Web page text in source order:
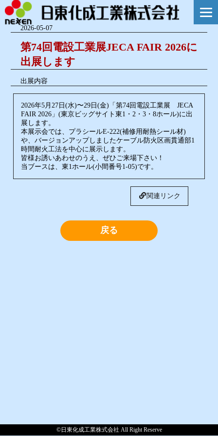
2026-05-07
第74回電設工業展JECA FAIR 2026に
出展します
出展内容
2026年5月27日(水)〜29日(金)「第74回電設工業展 JECA
FAIR 2026」(東京ビッグサイト東1・2・3・8ホール)に出
展します。
本展示会では、プラシールE-222(補修用耐熱シール材)
や、バージョンアップしましたケーブル防火区画貫通部1
時間耐火工法を中心に展示します。
皆様お誘いあわせのうえ、ぜひご来場下さい！
当ブースは、東1ホール(小間番号1-05)です。
関連リンク
戻る
©日東化成工業株式会社 All Right Reserve